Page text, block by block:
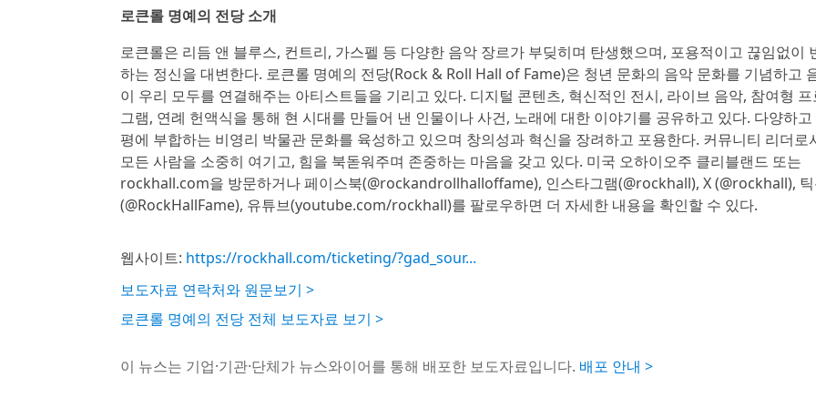
로큰롤 명예의 전당 소개
로큰롤은 리듬 앤 블루스, 컨트리, 가스펠 등 다양한 음악 장르가 부딪히며 탄생했으며, 포용적이고 끊임없이
하는 정신을 대변한다. 로큰롤 명예의 전당(Rock & Roll Hall of Fame)은 청년 문화의 음악 문화를 기념하고
이 우리 모두를 연결해주는 아티스트들을 기리고 있다. 디지털 콘텐츠, 혁신적인 전시, 라이브 음악, 참여형 프
그램, 연례 헌액식을 통해 현 시대를 만들어 낸 인물이나 사건, 노래에 대한 이야기를 공유하고 있다. 다양하고
평에 부합하는 비영리 박물관 문화를 육성하고 있으며 창의성과 혁신을 장려하고 포용한다. 커뮤니티 리더로
모든 사람을 소중히 여기고, 힘을 북돋워주며 존중하는 마음을 갖고 있다. 미국 오하이오주 클리블랜드 또는
rockhall.com을 방문하거나 페이스북(@rockandrollhalloffame), 인스타그램(@rockhall), X (@rockhall),
(@RockHallFame), 유튜브(youtube.com/rockhall)를 팔로우하면 더 자세한 내용을 확인할 수 있다.
웹사이트: https://rockhall.com/ticketing/?gad_sour...
보도자료 연락처와 원문보기 >
로큰롤 명예의 전당 전체 보도자료 보기 >
이 뉴스는 기업·기관·단체가 뉴스와이어를 통해 배포한 보도자료입니다. 배포 안내 >